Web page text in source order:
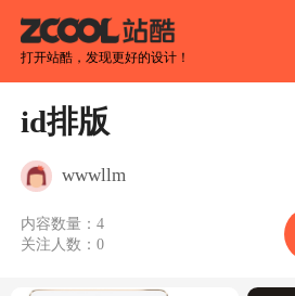
打开站酷，发现更好的设计！
id排版
wwwllm
内容数量：4
关注人数：0